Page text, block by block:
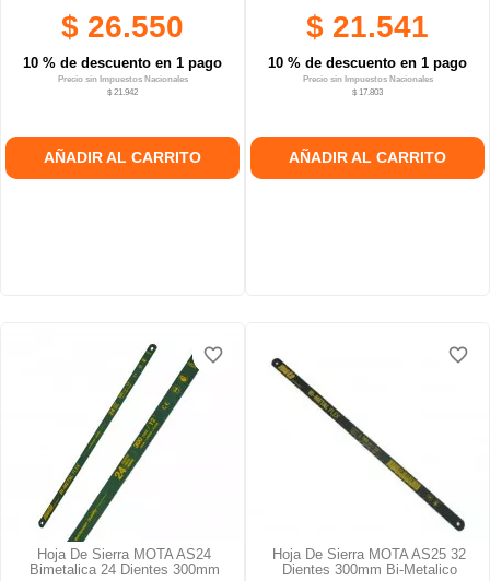
$ 26.550
10 % de descuento en 1 pago
Precio sin Impuestos Nacionales
$ 21.942
AÑADIR AL CARRITO
$ 21.541
10 % de descuento en 1 pago
Precio sin Impuestos Nacionales
$ 17.803
AÑADIR AL CARRITO
Hoja De Sierra MOTA AS24
Bimetalica 24 Dientes 300mm
favorite_border
favorite_border
Hoja De Sierra MOTA AS25 32
Dientes 300mm Bi-Metalico
favorite_border
favorite_border